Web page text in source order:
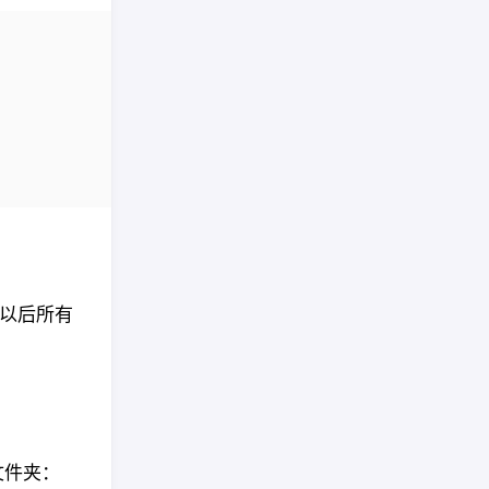
后所有
夹：